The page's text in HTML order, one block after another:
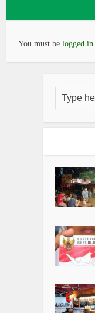
You must belogged in